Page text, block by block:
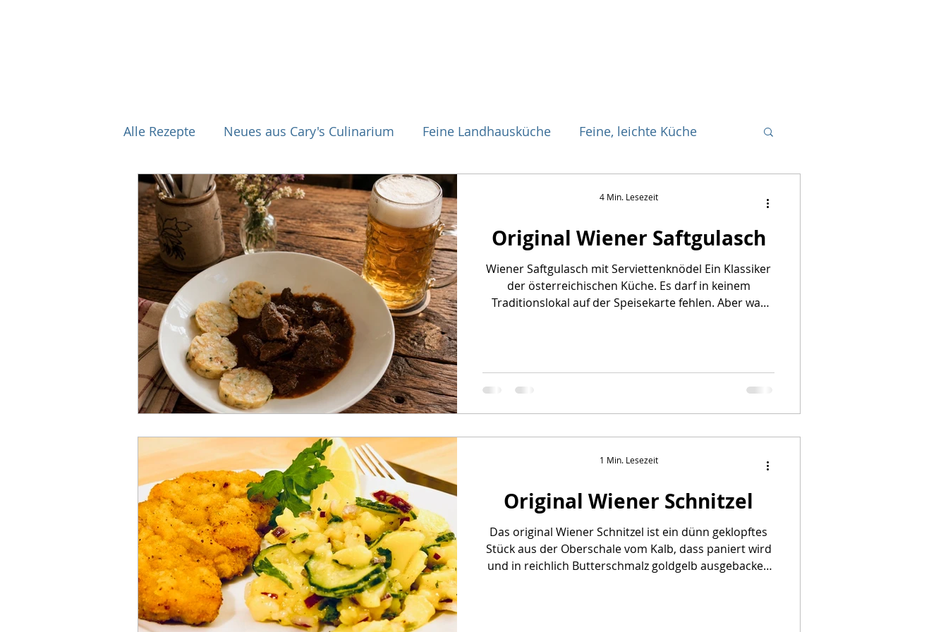
Alle Rezepte Neues aus Cary's Culinarium Feine Landhausküche Feine, leichte Küche
Fisch & Meeresfrüchte Französische Küche
Asiatische Küche Suppen Saucen & Basics Beilagen Dessert Getränke
Für festliche Anlässe Quick & Easy Tapas Vegetarisch Fleichgerichte Fingerfood
Fleischgerichte Spanien Salate Aus dem Backofen
Wissenswertes Kulinarische Reisen Meine Restaurant-Empfehlungen
Original Wiener Saftgulasch
Wiener Saftgulasch mit Serviettenknödel Ein Klassiker
der österreichischen Küche. Es darf in keinem
Traditionslokal auf der Speisekarte fehlen. Aber was
ausgeglichen, d.h. auf 1Kg Rindfleisch kommen mind.
800 gr. Zwiebeln. Das Rindfleisch wird nicht
4 Min. Lesezeit
Original Wiener Schnitzel
Das original Wiener Schnitzel ist ein dünn geklopftes
Stück aus der Oberschale vom Kalb, dass paniert wird
und in reichlich Butterschmalz goldgelb ausgebacken
1 Min. Lesezeit